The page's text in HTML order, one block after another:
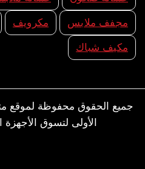
مجفف ملابس مكرويف
مكيف شباك
جميع الحقوق محفوظة لموقع
الأولى لتسوق الأجهزة